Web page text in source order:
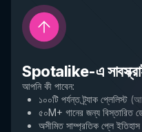
Spotalike-এ
আপনি কী পাবেন:
১০০টি পর্যন্ত ট্র্যাক প্লেলিস্ট (
৫০M+ গানের জন্য বিস্তারিত
অসীমিত সাম্প্রতিক প্লে ইতিহাস